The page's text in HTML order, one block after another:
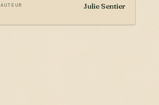
AUTEUR Julie Sentier